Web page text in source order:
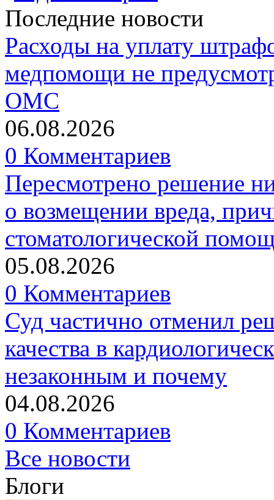
Последние новости
Расходы на уплату
медпомощи не
ОМС
06.08.2026
0 Комментариев
Пересмотрено решение
о возмещении вреда,
стоматологической
05.08.2026
0 Комментариев
Суд частично отменил
качества в
незаконным и почему
04.08.2026
0 Комментариев
Все новости
Блоги